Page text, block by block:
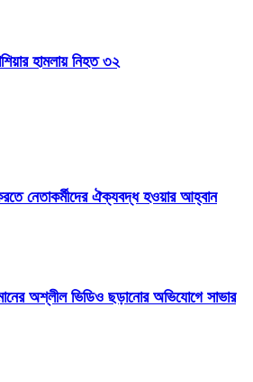
হামলায় নিহত ৩২
নেতাকর্মীদের ঐক্যবদ্ধ হওয়ার আহ্বান
অশ্লীল ভিডিও ছড়ানোর অভিযোগে সাভার